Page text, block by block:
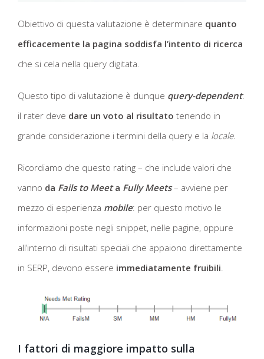
Obiettivo di questa valutazione è determinare quanto
efficacemente la pagina soddisfa l’intento di ricerca
che si cela nella query digitata.
Questo tipo di valutazione è dunque query-dependent:
il rater deve dare un voto al risultato tenendo in
grande considerazione i termini della query e la locale.
Ricordiamo che questo rating – che include valori che
vanno da Fails to Meeta Fully Meets– avviene per
mezzo di esperienza mobile: per questo motivo le
informazioni poste negli snippet, nelle pagine, oppure
all’interno di risultati speciali che appaiono direttamente
in SERP, devono essere immediatamente fruibili
I fattori di maggiore impatto sulla